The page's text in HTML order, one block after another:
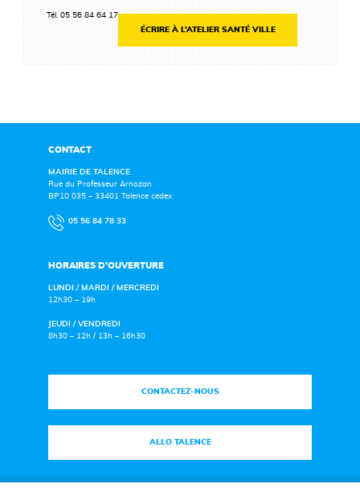
Tél. 05 56 84 64 17
ÉCRIRE À L’ATELIER SANTÉ VILLE
CONTACT
MAIRIE DE TALENCE
Rue du Professeur Arnozan
BP10 035 – 33401 Talence cedex
05 56 84 78 33
HORAIRES D’OUVERTURE
LUNDI / MARDI / MERCREDI
12h30 – 19h
JEUDI / VENDREDI
8h30 – 12h / 13h – 16h30
CONTACTEZ-NOUS
ALLO TALENCE